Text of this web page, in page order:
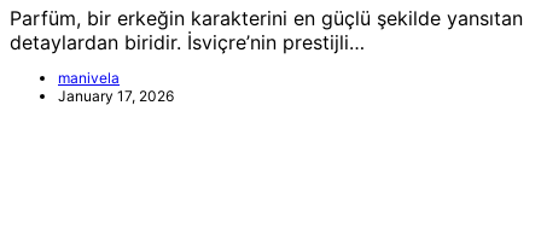
Parfüm, bir erkeğin karakterini en güçlü şekilde yansıtan
detaylardan biridir. İsviçre’nin prestijli…
manivela
January 17, 2026